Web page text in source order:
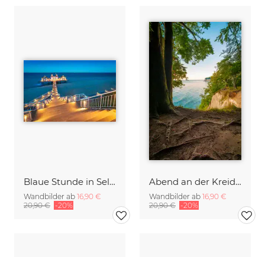
Blaue Stunde in Sellin
Wandbilder ab 16,90 €
20,90 € -20%
Abend an der Kreideküste auf Insel Rügen
Wandbilder ab 16,90 €
20,90 € -20%